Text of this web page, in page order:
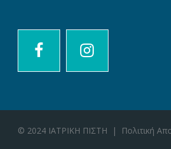
© 2024 ΙΑΤΡΙΚΗ ΠΙΣΤΗ | Πολιτική